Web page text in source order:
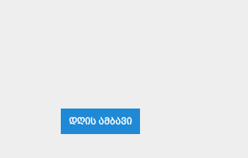
ᲓᲦᲘᲡ ᲐᲛᲑᲐᲕᲘ